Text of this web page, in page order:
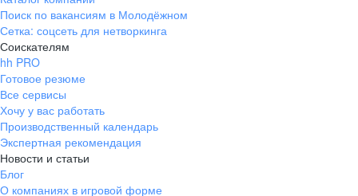
706 каб.
+7 861 205-55-57
pr@krd.hh.ru
Владивосток
пер. Ланинский д. 4, офис 3.4
+7 423 202-33-28
pr@dv.hh.ru
Новосибирск
Поиск по вакансиям в Молодёжном
Сетка: соцсеть для нетворкинга
Соискателям
hh PRO
Готовое резюме
Все сервисы
Хочу у вас работать
Производственный календарь
Экспертная рекомендация
Новости и статьи
Блог
О компаниях в игровой форме